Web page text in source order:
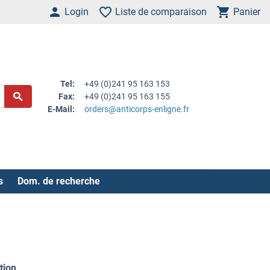
Login Liste de comparaison Panier
Tel:
+49 (0)241 95 163 153
Fax:
+49 (0)241 95 163 155
E-Mail:
orders@anticorps-enligne.fr
Dom. de recherche